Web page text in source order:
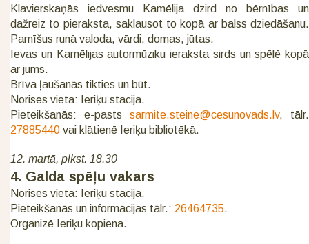
Klavierskaņās iedvesmu Kamēlija dzird no bērnības un
dažreiz to pieraksta, saklausot to kopā ar balss dziedāšanu.
Pamīšus runā valoda, vārdi, domas, jūtas.
Ievas un Kamēlijas autormūziku ieraksta sirds un spēlē kopā
ar jums.
Brīva ļaušanās tikties un būt.
Norises vieta: Ieriķu stacija.
Pieteikšanās: e-pasts sarmite.steine@cesunovads.lv, tālr.
27885440 vai klātienē Ieriķu bibliotēkā.
12. martā, plkst. 18.30
4. Galda spēļu vakars
Norises vieta: Ieriķu stacija.
Pieteikšanās un informācijas tālr.: 26464735.
Organizē Ieriķu kopiena.